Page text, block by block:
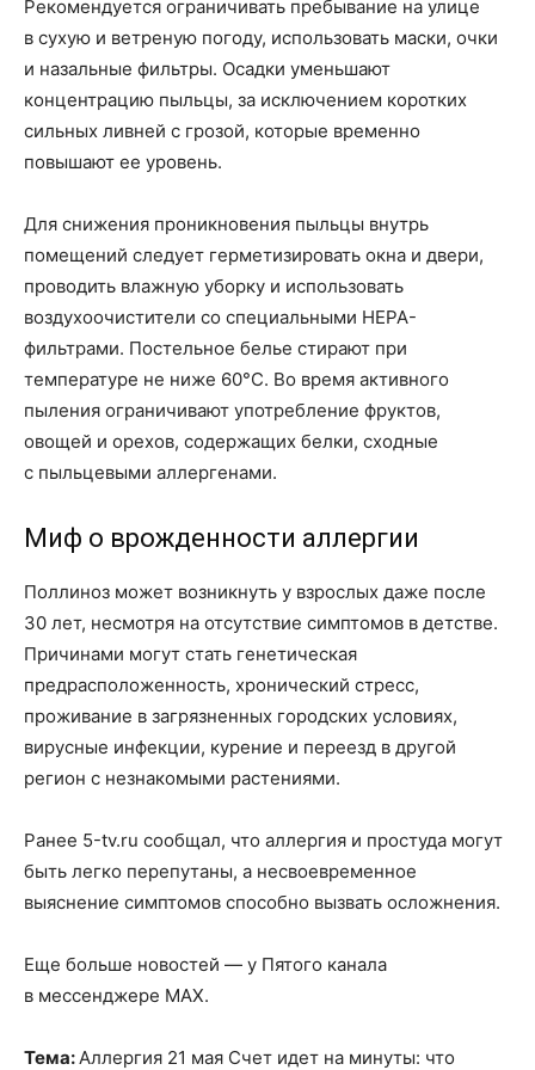
Рекомендуется ограничивать пребывание на улице
в сухую и ветреную погоду, использовать маски, очки
и назальные фильтры. Осадки уменьшают
концентрацию пыльцы, за исключением коротких
сильных ливней с грозой, которые временно
повышают ее уровень.
Для снижения проникновения пыльцы внутрь
помещений следует герметизировать окна и двери,
проводить влажную уборку и использовать
воздухоочистители со специальными HEPA-
фильтрами. Постельное белье стирают при
температуре не ниже 60°C. Во время активного
пыления ограничивают употребление фруктов,
овощей и орехов, содержащих белки, сходные
с пыльцевыми аллергенами.
Миф о врожденности аллергии
Поллиноз может возникнуть у взрослых даже после
30 лет, несмотря на отсутствие симптомов в детстве.
Причинами могут стать генетическая
предрасположенность, хронический стресс,
проживание в загрязненных городских условиях,
вирусные инфекции, курение и переезд в другой
регион с незнакомыми растениями.
Ранее 5-tv.ru сообщал, что аллергия и простуда могут
быть легко перепутаны, а несвоевременное
выяснение симптомов способно вызвать осложнения.
Еще больше новостей — у Пятого канала
в мессенджере MAX.
Тема:Аллергия 21 мая Счет идет на минуты: что